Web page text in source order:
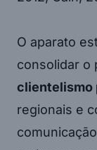
O aparato
consolidar o
clientelismo
regionais e